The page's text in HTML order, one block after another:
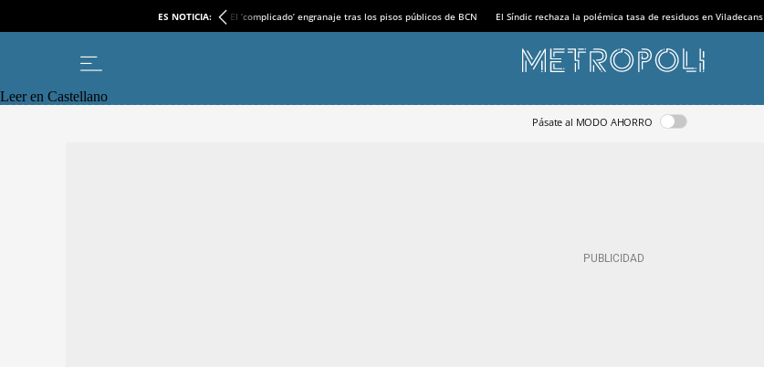
ES NOTICIA: El ‘complicado’ engranaje tras los pisos públicos de BCN El Síndic rechaza la polémica tasa de residuos en Viladecans
Leer en Castellano
Pásate al MODO AHORRO